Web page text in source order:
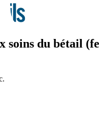
soins du bétail